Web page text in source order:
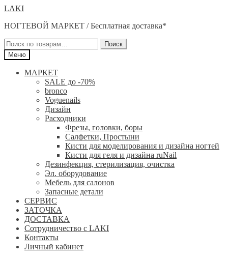
Перейти
навигации
Перейти
содержимому
LAKI
НОГТЕВОЙ МАРКЕТ / Бесплатная доставка*
Искать:
Поиск
Меню
МАРКЕТ
SALE до -70%
bronco
Voguenails
Дизайн
Расходники
Фрезы, головки, боры
Салфетки, Простыни
Кисти для моделирования и дизайна ногтей
Кисти для геля и дизайна ruNail
Дезинфекция, стерилизация, очистка
Эл. оборудование
Мебель для салонов
Запасные детали
СЕРВИС
ЗАТОЧКА
ДОСТАВКА
Сотрудничество с LAKI
Контакты
Личный кабинет